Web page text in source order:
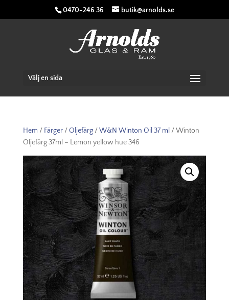
0470-246 36 butik@arnolds.se
Välj en sida
Hem / Färger/Oljefärg/W&N Winton Oil 37 ml / Winton
Oljefärg 37ml – Lemon yellow hue 346